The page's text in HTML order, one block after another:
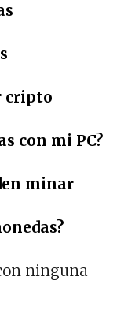
cripto
con mi PC?
minar
ninguna